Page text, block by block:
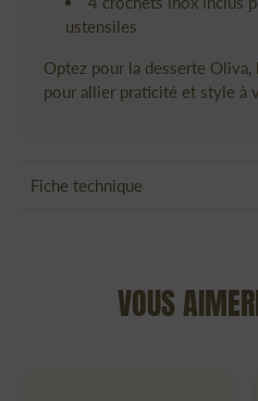
ustensiles
Optez pour la desserte Oliva,
pour allier praticité et style à
Fiche technique
VOUS